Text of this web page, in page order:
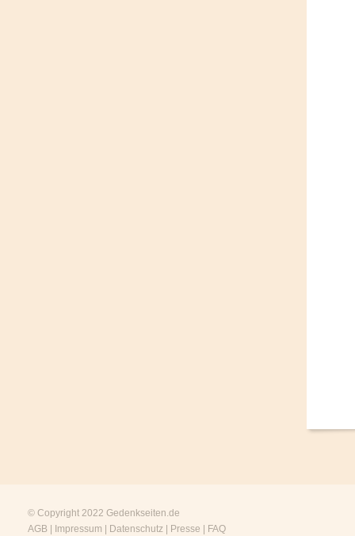
© Copyright 2022 Gedenkseiten.de
AGB
Impressum Datenschutz Presse FAQ